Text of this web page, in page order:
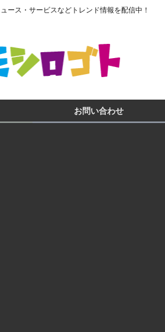
ース・サービスなどトレンド情報を配信中！
お問い合わせ